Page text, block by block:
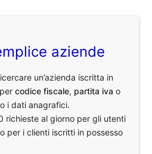
aziende
un’azienda iscritta in
percodice fiscale, partita iva o
i dati anagrafici.
richieste al giorno per gli utenti
per i clienti iscritti in possesso